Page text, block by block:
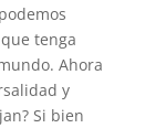
tenga
Ahora
y
Si bien